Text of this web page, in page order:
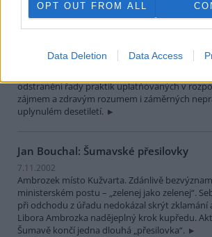
OPT OUT FROM ALL
Data Deletion Data Access
Jan Klika, Petr Kužvart: Pryč s dalšími
11.11.2002
odstranění řady praktik uplatňovaných v
zájmem a zdravým rozumem i záměrných
uplynulém desetiletí.
Jan Bouchal: Šumavské přesilovky
7.11.2002
Ambrozek místo Kužvarta. Zdánlivě
ministerském postu – „zelenej jako zelenej“.
při odchodu z úřadu nedokázal skrýt zklamání
Libora Ambrozka nadějeplný krok kupředu.
Šumavě končí jedna dlouhá „přesilovka“.